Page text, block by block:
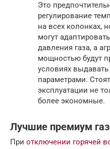
Это
регулирование
на всех колонках,
могут
давления газа, а
мощностью будут
условиях
параметрами.
эксплуатации не
более экономные.
Лучшие премиум
При отключении горячей